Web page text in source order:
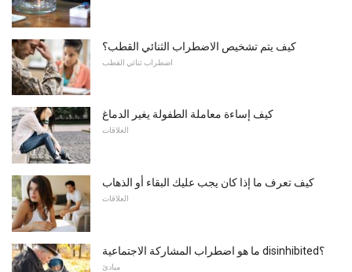
كيف يتم تشخيص الاضطراب الثنائي القطب؟
اضطراب ثنائي القطب
كيف إساءة معاملة الطفولة يغير الدماغ
العلاقات
كيف تعرف ما إذا كان يجب عليك البقاء أو الذهاب
العلاقات
ما هو اضطراب المشاركة الاجتماعية disinhibited؟
مبادئ